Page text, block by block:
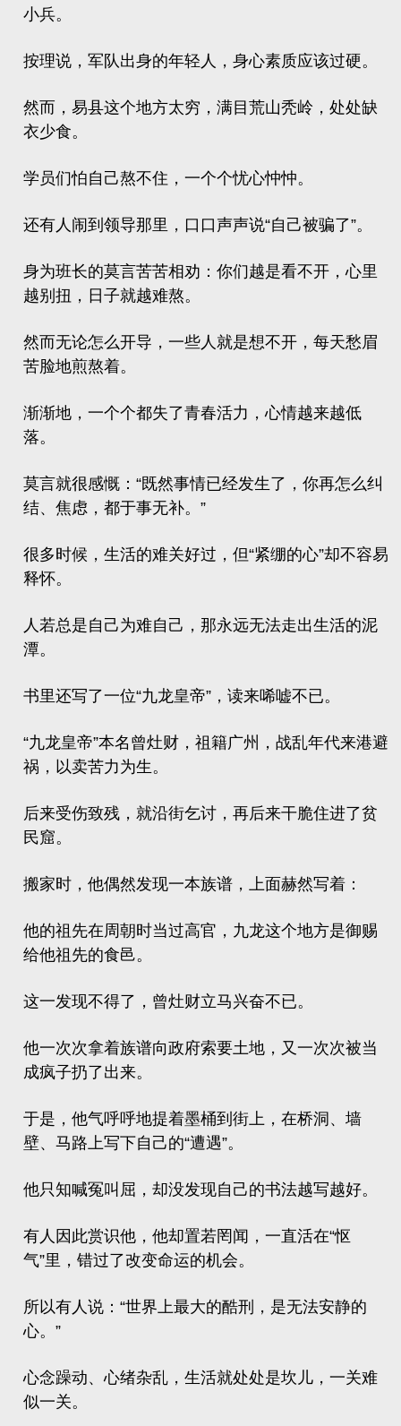
小兵。
按理说，军队出身的年轻人，身心素质应该过硬。
然而，易县这个地方太穷，满目荒山秃岭，处处缺
衣少食。
学员们怕自己熬不住，一个个忧心忡忡。
还有人闹到领导那里，口口声声说“自己被骗了”。
身为班长的莫言苦苦相劝：你们越是看不开，心里
越别扭，日子就越难熬。
然而无论怎么开导，一些人就是想不开，每天愁眉
苦脸地煎熬着。
渐渐地，一个个都失了青春活力，心情越来越低
落。
莫言就很感慨：“既然事情已经发生了，你再怎么纠
结、焦虑，都于事无补。”
很多时候，生活的难关好过，但“紧绷的心”却不容易
释怀。
人若总是自己为难自己，那永远无法走出生活的泥
潭。
书里还写了一位“九龙皇帝”，读来唏嘘不已。
“九龙皇帝”本名曾灶财，祖籍广州，战乱年代来港避
祸，以卖苦力为生。
后来受伤致残，就沿街乞讨，再后来干脆住进了贫
民窟。
搬家时，他偶然发现一本族谱，上面赫然写着：
他的祖先在周朝时当过高官，九龙这个地方是御赐
给他祖先的食邑。
这一发现不得了，曾灶财立马兴奋不已。
他一次次拿着族谱向政府索要土地，又一次次被当
成疯子扔了出来。
于是，他气呼呼地提着墨桶到街上，在桥洞、墙
壁、马路上写下自己的“遭遇”。
他只知喊冤叫屈，却没发现自己的书法越写越好。
有人因此赏识他，他却置若罔闻，一直活在“怄
气”里，错过了改变命运的机会。
所以有人说：“世界上最大的酷刑，是无法安静的
心。”
心念躁动、心绪杂乱，生活就处处是坎儿，一关难
似一关。